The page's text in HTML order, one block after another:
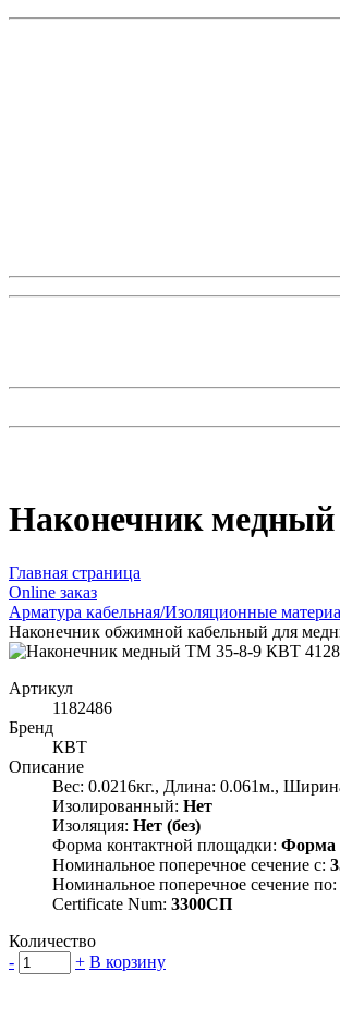
Наконечник
Главная страница
Оnline заказ
Арматура кабельная/Изоляционные
Наконечник обжимной кабельный для
Артикул
1182486
Бренд
КВТ
Описание
Вес: 0.0216кг., Длина: 0.061м.,
Изолированный: Нет
Изоляция: Нет (без)
Форма контактной площадки: Форма
Номинальное поперечное сечение с:
Номинальное поперечное сечение по:
Certificate Num: 3300СП
Количество
-
+ В корзину